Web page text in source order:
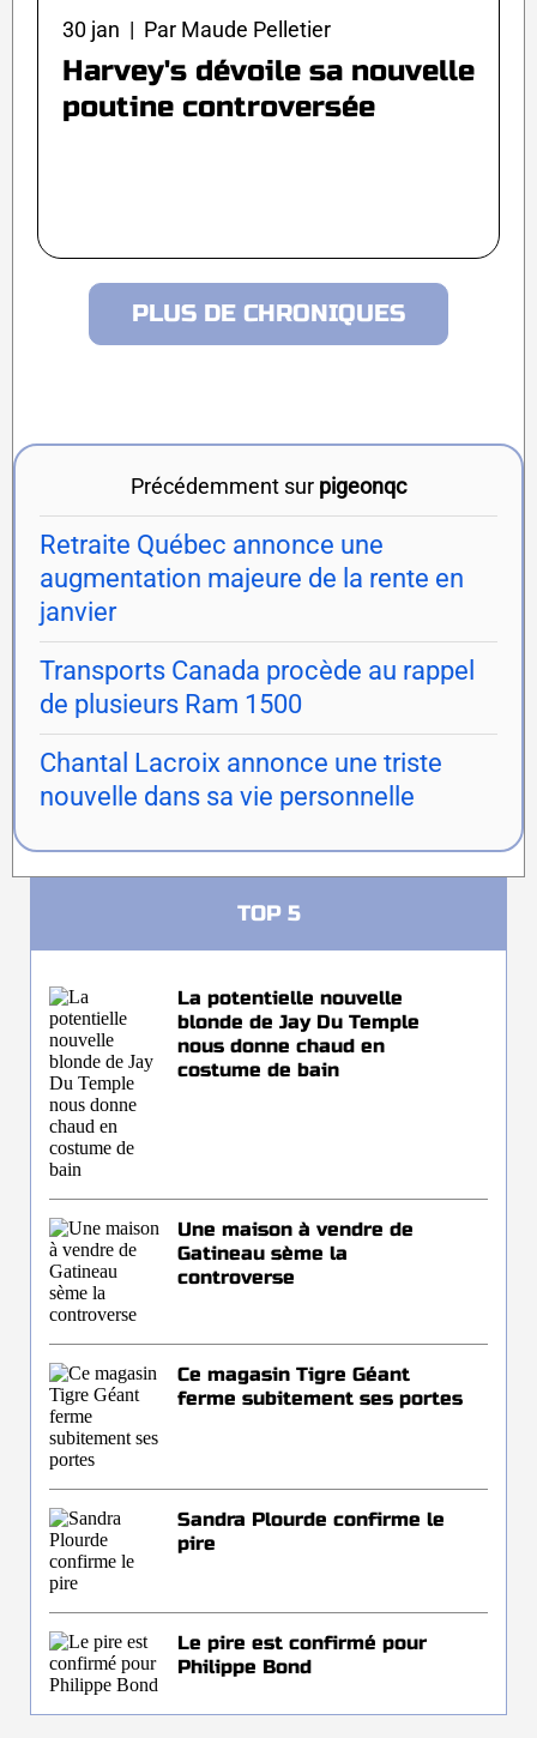
30 jan | Par Maude Pelletier
Harvey's dévoile sa nouvelle
poutine controversée
PLUS DE CHRONIQUES
Précédemment sur pigeonqc
Retraite Québec annonce une
augmentation majeure de la rente en
janvier
Transports Canada procède au rappel
de plusieurs Ram 1500
Chantal Lacroix annonce une triste
nouvelle dans sa vie personnelle
TOP 5
La potentielle nouvelle
blonde de Jay Du Temple
nous donne chaud en
costume de bain
Une maison à vendre de
Gatineau sème la
controverse
Ce magasin Tigre Géant
ferme subitement ses portes
Sandra Plourde confirme le
pire
Le pire est confirmé pour
Philippe Bond